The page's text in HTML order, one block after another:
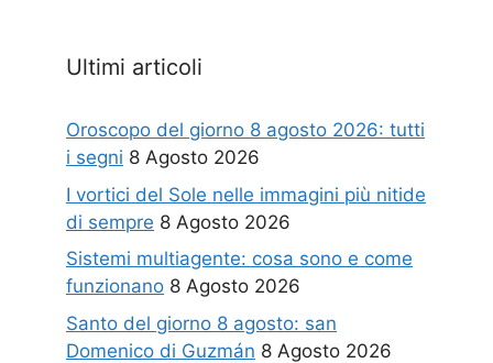
Ultimi articoli
Oroscopo del giorno 8 agosto 2026: tutti
i segni 8 Agosto 2026
I vortici del Sole nelle immagini più nitide
di sempre 8 Agosto 2026
Sistemi multiagente: cosa sono e come
funzionano 8 Agosto 2026
Santo del giorno 8 agosto: san
Domenico di Guzmán 8 Agosto 2026